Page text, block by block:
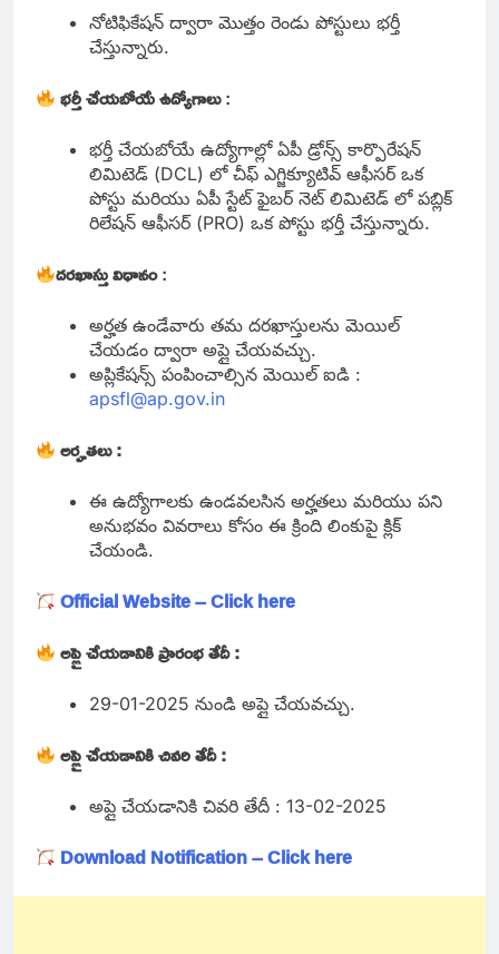
నోటిఫికేషన్ ద్వారా మొత్తం రెండు పోస్టులు భర్తీ
చేస్తున్నారు.
భర్తీ చేయబోయే ఉద్యోగాలు:
భర్తీ చేయబోయే ఉద్యోగాల్లో ఏపీ డ్రోన్స్ కార్పొరేషన్
లిమిటెడ్ (DCL) లో చీఫ్ ఎగ్జిక్యూటివ్ ఆఫీసర్ ఒక
పోస్టు మరియు ఏపీ స్టేట్ ఫైబర్ నెట్ లిమిటెడ్ లో పబ్లిక్
రిలేషన్ ఆఫీసర్ (PRO) ఒక పోస్టు భర్తీ చేస్తున్నారు.
దరఖాస్తు విధానం:
అర్హత ఉండేవారు తమ దరఖాస్తులను మెయిల్
చేయడం ద్వారా అప్లై చేయవచ్చు.
అప్లికేషన్స్ పంపించాల్సిన మెయిల్ ఐడి :
apsfl@ap.gov.in
అర్హతలు :
ఈ ఉద్యోగాలకు ఉండవలసిన అర్హతలు మరియు పని
అనుభవం వివరాలు కోసం ఈ క్రింది లింకుపై క్లిక్
చేయండి.
Official Website – Click here
అప్లై చేయడానికి ప్రారంభ తేదీ :
29-01-2025 నుండి అప్లై చేయవచ్చు.
అప్లై చేయడానికి చివరి తేదీ :
అప్లై చేయడానికి చివరి తేదీ : 13-02-2025
Download Notification – Click here